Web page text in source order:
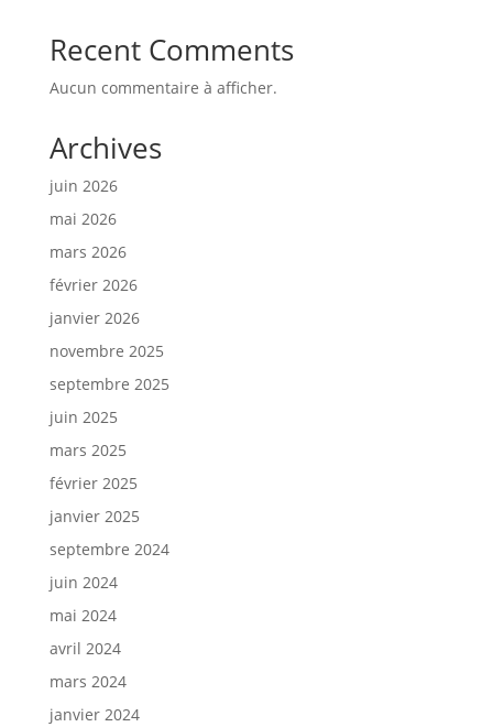
Recent Comments
Aucun commentaire à afficher.
Archives
juin 2026
mai 2026
mars 2026
février 2026
janvier 2026
novembre 2025
septembre 2025
juin 2025
mars 2025
février 2025
janvier 2025
septembre 2024
juin 2024
mai 2024
avril 2024
mars 2024
janvier 2024